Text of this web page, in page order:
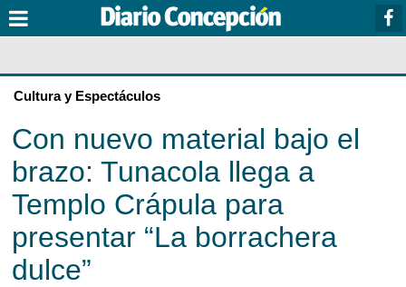
Cultura y Espectáculos
Con nuevo material bajo el
brazo: Tunacola llega a
Templo Crápula para
presentar “La borrachera
dulce”